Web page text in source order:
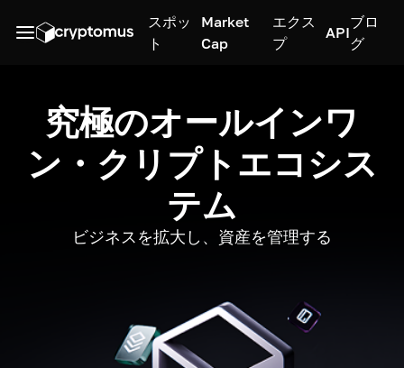
スポッ
ト
Market
Cap
エクス
プ
API
ブロ
グ
究極のオールインワ
ン・クリプトエコシス
テム
ビジネスを拡大し、資産を管理する